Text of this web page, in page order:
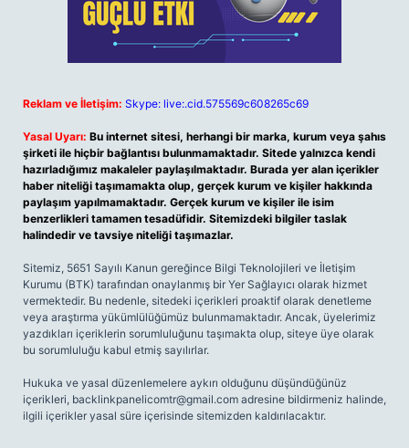
Reklam ve İletişim: Skype: live:.cid.575569c608265c69
Yasal Uyarı: Bu internet sitesi, herhangi bir marka, kurum veya şahıs
şirketi ile hiçbir bağlantısı bulunmamaktadır. Sitede yalnızca kendi
hazırladığımız makaleler paylaşılmaktadır. Burada yer alan içerikler
haber niteliği taşımamakta olup, gerçek kurum ve kişiler hakkında
paylaşım yapılmamaktadır. Gerçek kurum ve kişiler ile isim
benzerlikleri tamamen tesadüfidir. Sitemizdeki bilgiler taslak
halindedir ve tavsiye niteliği taşımazlar.
Sitemiz, 5651 Sayılı Kanun gereğince Bilgi Teknolojileri ve İletişim
Kurumu (BTK) tarafından onaylanmış bir Yer Sağlayıcı olarak hizmet
vermektedir. Bu nedenle, sitedeki içerikleri proaktif olarak denetleme
veya araştırma yükümlülüğümüz bulunmamaktadır. Ancak, üyelerimiz
yazdıkları içeriklerin sorumluluğunu taşımakta olup, siteye üye olarak
bu sorumluluğu kabul etmiş sayılırlar.
Hukuka ve yasal düzenlemelere aykırı olduğunu düşündüğünüz
içerikleri, backlinkpanelicomtr@gmail.com adresine bildirmeniz halinde,
ilgili içerikler yasal süre içerisinde sitemizden kaldırılacaktır.